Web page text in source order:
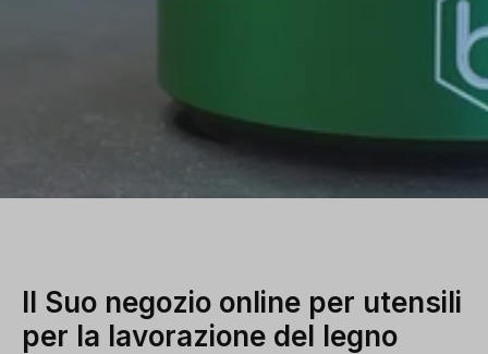
Il Suo negozio online per utensili
per la lavorazione del legno